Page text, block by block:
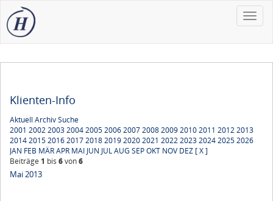
Toggle
Klienten-Info
Aktuell ArchivSuche
2001 2002200320042005200620072008200920102011 20122013
20142015201620172018201920202021 20222023202420252026
JAN FEB MÄRAPR MAI JUN JULAUG SEPOKT NOV DEZ [ X ]
Beiträge 1 bis 6von6
Mai 2013